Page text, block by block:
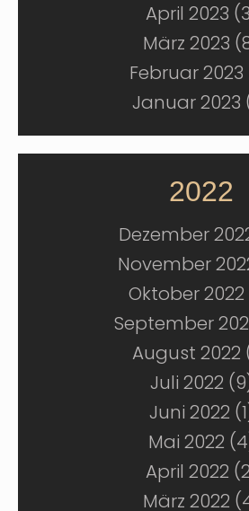
April 2023
März 2023
Februar 2023
Januar 2023
2022
Dezember
November
Oktober 2022
September
August 2022
Juli 2022
Juni 2022
Mai 2022
April 2022
März 2022